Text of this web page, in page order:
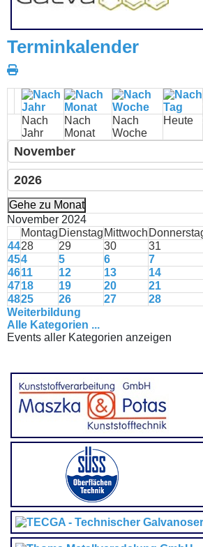
Terminkalender
Nach
Jahr
Nach
Monat
Nach
Woche
Heute
Gehe zu Monat
November 2024
Montag Dienstag Mittwoch
4428 29 30 31
454 5 6 7
4611 12 13 14
4718 19 20 21
4825 26 27 28
Weiterbildung
Alle Kategorien ...
Events aller Kategorien anzeigen